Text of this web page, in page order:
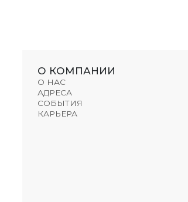
О КОМПАНИИ
О НАС
АДРЕСА
СОБЫТИЯ
КАРЬЕРА